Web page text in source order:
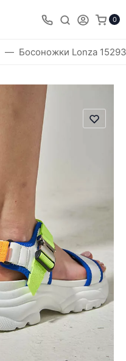
0
Босоножки Lonza